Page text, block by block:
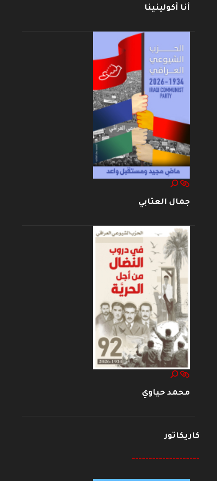
أنا أكولينينا
جمال العتابي
محمد حياوي
كاريكاتور
--------------------